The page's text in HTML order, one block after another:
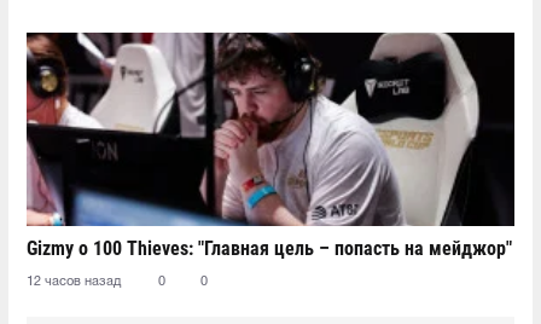
Gizmy о 100 Thieves: "Главная цель – попасть на мейджор"
12 часов назад 0 0